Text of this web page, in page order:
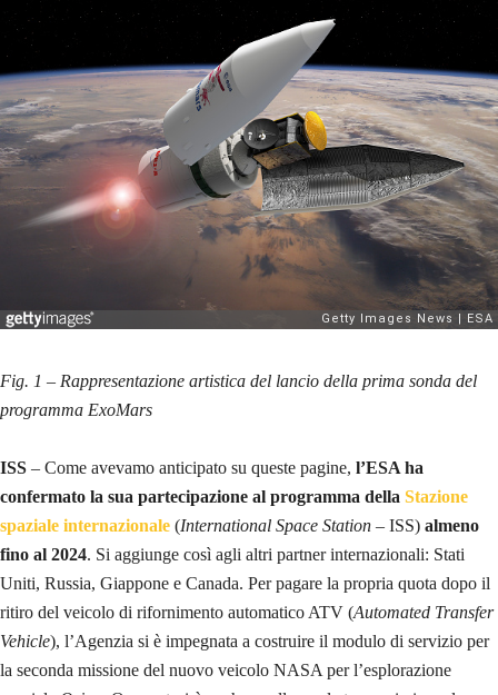
Fig. 1 – Rappresentazione artistica del lancio della prima sonda del
programma ExoMars
ISS – Come avevamo anticipato su queste pagine, l’ESA ha
confermato la sua partecipazione al programma della Stazione
spaziale internazionale (International Space Station – ISS) almeno
fino al 2024. Si aggiunge così agli altri partner internazionali: Stati
Uniti, Russia, Giappone e Canada. Per pagare la propria quota dopo il
ritiro del veicolo di rifornimento automatico ATV (Automated Transfer
Vehicle), l’Agenzia si è impegnata a costruire il modulo di servizio per
la seconda missione del nuovo veicolo NASA per l’esplorazione